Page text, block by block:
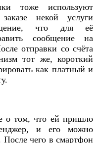
тоже используют
некой услуги
что для её
сообщение на
отправки со счёта
тот же, короткий
как платный и
о том, что ей пришло
и его можно
чего в смартфон